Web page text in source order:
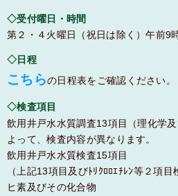
◇受付曜日・時間
第２・４火曜日（祝日は除く）午前9
◇日程
こちらの日程表をご確認ください。
◇検査項目
飲用井戸水水質調査13項目（理化学
よって、検査内容が異なります。
飲用井戸水水質検査15項目
（上記13項目及びﾄﾘｸﾛﾛｴﾁﾚﾝ等２項目
ヒ素及びその化合物